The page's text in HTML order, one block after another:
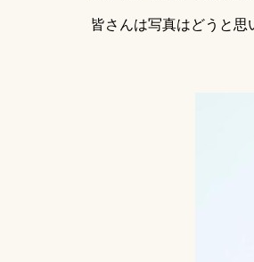
皆さんは写真はどうと思